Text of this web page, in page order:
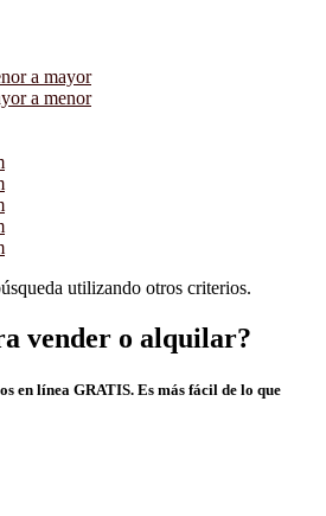
a mayor
a menor
utilizando otros criterios.
vender o alquilar?
en línea GRATIS. Es más fácil de lo que